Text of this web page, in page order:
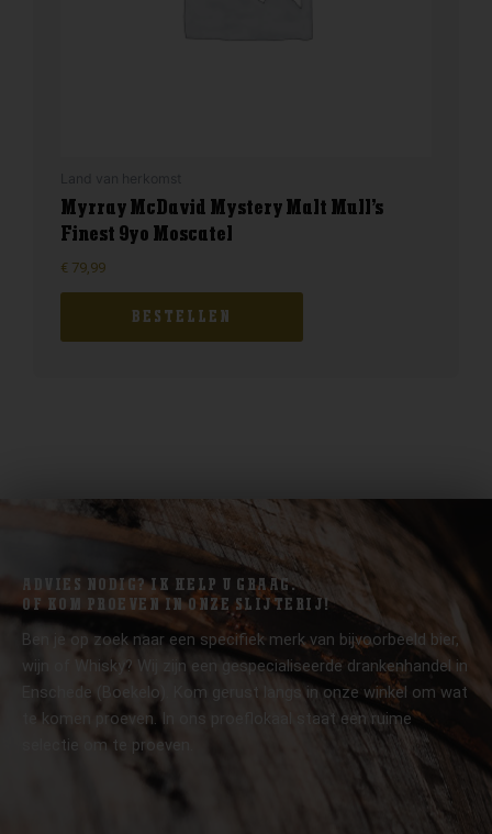
Myrray McDavid Mystery Malt Mull’s
Finest 9yo Moscatel
€ 79,99
BESTELLEN
ADVIES NODIG? IK HELP U GRAAG.
OF KOM PROEVEN IN ONZE SLIJTERIJ!
Ben je op zoek naar een specifiek merk van bijvoorbeeld bier,
wijn of Whisky? Wij zijn een gespecialiseerde drankenhandel in
Enschede (Boekelo). Kom gerust langs in onze winkel om wat
te komen proeven. In ons proeflokaal staat een ruime
selectie om te proeven.